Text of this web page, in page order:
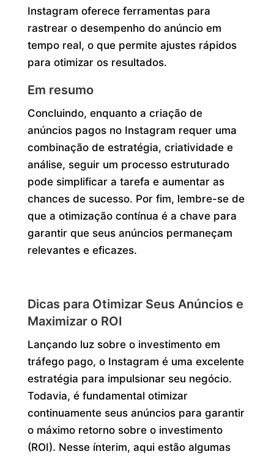
Instagram oferece ferramentas para
rastrear o desempenho do anúncio em
tempo real, o que permite ajustes rápidos
para otimizar os resultados.
Em resumo
Concluindo, enquanto a criação de
anúncios pagos no Instagram requer uma
combinação de estratégia, criatividade e
análise, seguir um processo estruturado
pode simplificar a tarefa e aumentar as
chances de sucesso. Por fim, lembre-se de
que a otimização contínua é a chave para
garantir que seus anúncios permaneçam
relevantes e eficazes.
Dicas para Otimizar Seus Anúncios e
Maximizar o ROI
Lançando luz sobre o investimento em
tráfego pago, o Instagram é uma excelente
estratégia para impulsionar seu negócio.
Todavia, é fundamental otimizar
continuamente seus anúncios para garantir
o máximo retorno sobre o investimento
(ROI). Nesse ínterim, aqui estão algumas